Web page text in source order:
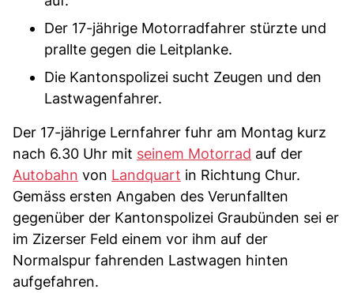
Der 17-jährige Motorradfahrer stürzte und
prallte gegen die Leitplanke.
Die Kantonspolizei sucht Zeugen und den
Lastwagenfahrer.
Der 17-jährige Lernfahrer fuhr am Montag kurz
nach 6.30 Uhr mit seinem Motorrad auf der
Autobahn von Landquart in Richtung Chur.
Gemäss ersten Angaben des Verunfallten
gegenüber der Kantonspolizei Graubünden sei er
im Zizerser Feld einem vor ihm auf der
Normalspur fahrenden Lastwagen hinten
aufgefahren.